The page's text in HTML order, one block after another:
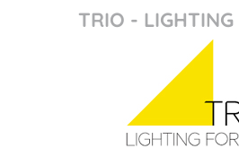
TRIO - LIGHTING